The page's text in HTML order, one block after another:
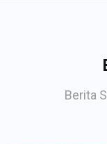
Berita